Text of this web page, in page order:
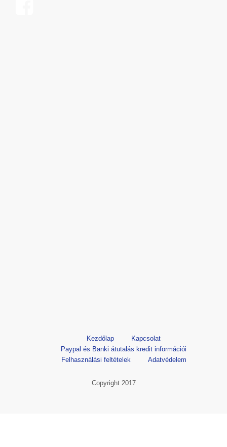
Kezdőlap
Kapcsolat
Paypal és Banki átutalás kredit információi
Felhasználási feltételek
Adatvédelem
Copyright 2017